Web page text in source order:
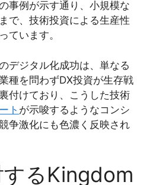
事例が示す通り、小規模な
で、技術投資による生産性
ています。
デジタル化成功は、単なる
種を問わずDX投資が生存戦
付けており、こうした技術
ト が示唆するようなコンシ
争激化にも色濃く反映され
るKingdom